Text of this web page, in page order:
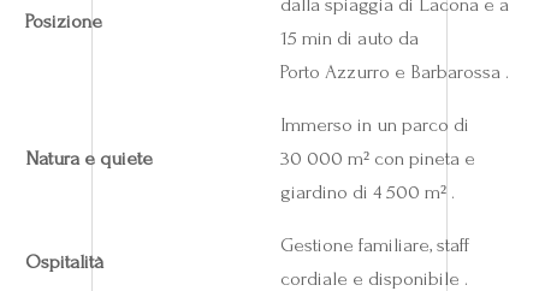
Posizione
15 min di auto da
Porto Azzurro e Barbarossa .
Natura e quiete
Immerso in un parco di
30 000 m² con pineta e
giardino di 4 500 m² .
Ospitalità
Gestione familiare, staff
cordiale e disponibile .